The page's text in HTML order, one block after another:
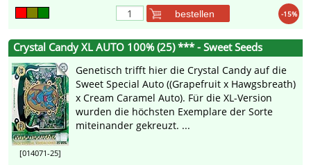
-15%
bestellen
Crystal Candy XL AUTO 100% (25) *** - Sweet Seeds
[014071-25]
Genetisch trifft hier die Crystal Candy auf die
Sweet Special Auto ((Grapefruit x Hawgsbreath)
x Cream Caramel Auto). Für die XL-Version
wurden die höchsten Exemplare der Sorte
miteinander gekreuzt. ...